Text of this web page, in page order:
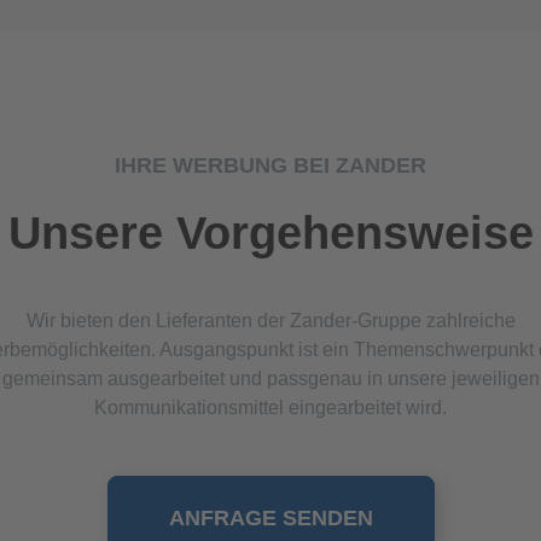
IHRE WERBUNG BEI ZANDER
Unsere Vorgehensweise
Wir bieten den Lieferanten der Zander-Gruppe zahlreiche
Ausgangspunkt ist ein Themenschwerpunkt
gemeinsam ausgearbeitet und passgenau in unsere jeweiligen
Kommunikationsmittel eingearbeitet wird.
ANFRAGE SENDEN